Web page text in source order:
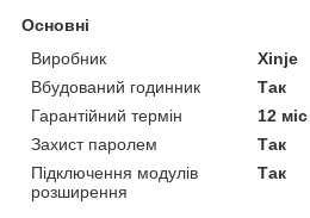
Основні
Виробник
Xinje
Вбудований годинник
Так
Гарантійний термін
12 міс
Захист паролем
Так
Підключення модулів
розширення
Так